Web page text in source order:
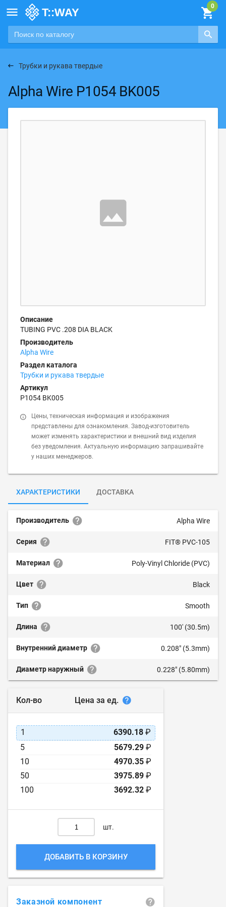

Трубки и рукава твердые
Alpha Wire P1054 BK005
Описание
TUBING PVC .208 DIA BLACK
Производитель
Alpha Wire
Раздел каталога
Трубки и рукава твердые
Артикул
P1054 BK005
Цены, техническая информация и изображения
представлены для ознакомления. Завод-изготовитель
может изменять характеристики и внешний вид изделия
без уведомления. Актуальную информацию запрашивайте
у наших менеджеров.
ХАРАКТЕРИСТИКИ ДОСТАВКА
Производитель Alpha Wire
Серия FIT® PVC-105
Материал Poly-Vinyl Chloride (PVC)
Цвет Black
Тип Smooth
Длина 100' (30.5m)
Внутренний диаметр 0.208" (5.3mm)
Диаметр наружный 0.228" (5.80mm)
Кол-во Цена за ед.
1 6390.18 ₽
5
5679.29 ₽
10
4970.35 ₽
50
3975.89 ₽
100
3692.32 ₽
шт.
ДОБАВИТЬ В КОРЗИНУ
Заказной компонент